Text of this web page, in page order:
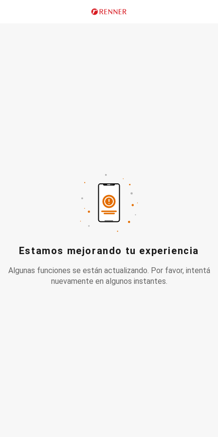
Estamos mejorando tu experiencia
Algunas funciones se están actualizando. Por favor, intentá
nuevamente en algunos instantes.